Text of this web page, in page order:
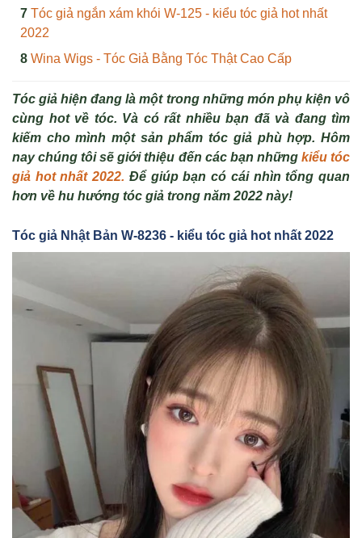
Tóc giả ngắn xám khói W-125 - kiểu tóc giả hot nhất
2022
Wina Wigs - Tóc Giả Bằng Tóc Thật Cao Cấp
Tóc giả hiện đang là một trong những món phụ kiện vô
cùng hot về tóc. Và có rất nhiều bạn đã và đang tìm
kiếm cho mình một sản phẩm tóc giả phù hợp. Hôm
nay chúng tôi sẽ giới thiệu đến các bạn những kiểu tóc
giả hot nhất 2022. Để giúp bạn có cái nhìn tổng quan
hơn về hu hướng tóc giả trong năm 2022 này!
Tóc giả Nhật Bản W-8236 - kiểu tóc giả hot nhất 2022